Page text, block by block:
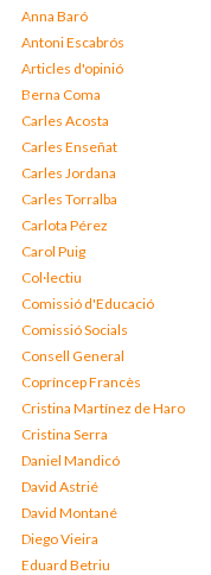
Anna Baró
Antoni Escabrós
Articles d'opinió
Berna Coma
Carles Acosta
Carles Enseñat
Carles Jordana
Carles Torralba
Carlota Pérez
Carol Puig
Col·lectiu
Comissió d'Educació
Comissió Socials
Consell General
Copríncep Francès
Cristina Martínez de Haro
Cristina Serra
Daniel Mandicó
David Astrié
David Montané
Diego Vieira
Eduard Betriu